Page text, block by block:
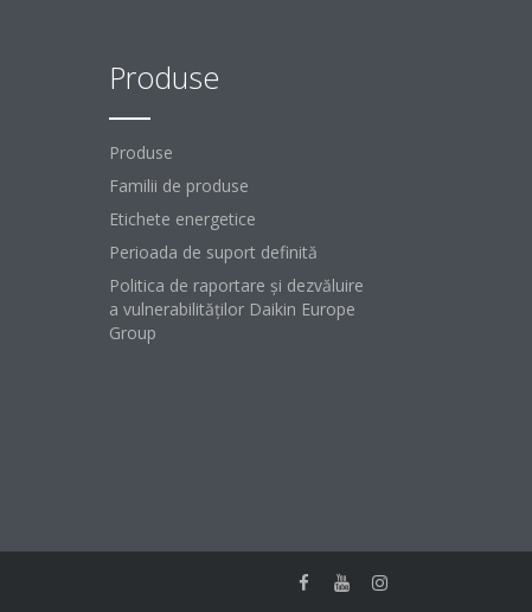
Produse
Produse
Familii de produse
Etichete energetice
Perioada de suport definită
Politica de raportare și dezvăluire
a vulnerabilităților Daikin Europe
Group